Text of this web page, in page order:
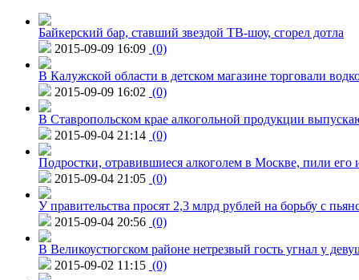
Байкерский бар, ставший звездой ТВ-шоу, сгорел дотла
2015-09-09 16:09 (0)
В Калужской области в детском магазине торговали
2015-09-09 16:02 (0)
В Ставропольском крае алкогольной продукции
2015-09-04 21:14 (0)
Подростки, отравившиеся алкоголем в Москве, пили его
2015-09-04 21:05 (0)
У правительства просят 2,3 млрд рублей на борьбу с
2015-09-04 20:56 (0)
В Великоустюгском районе нетрезвый гость угнал у
2015-09-02 11:15 (0)